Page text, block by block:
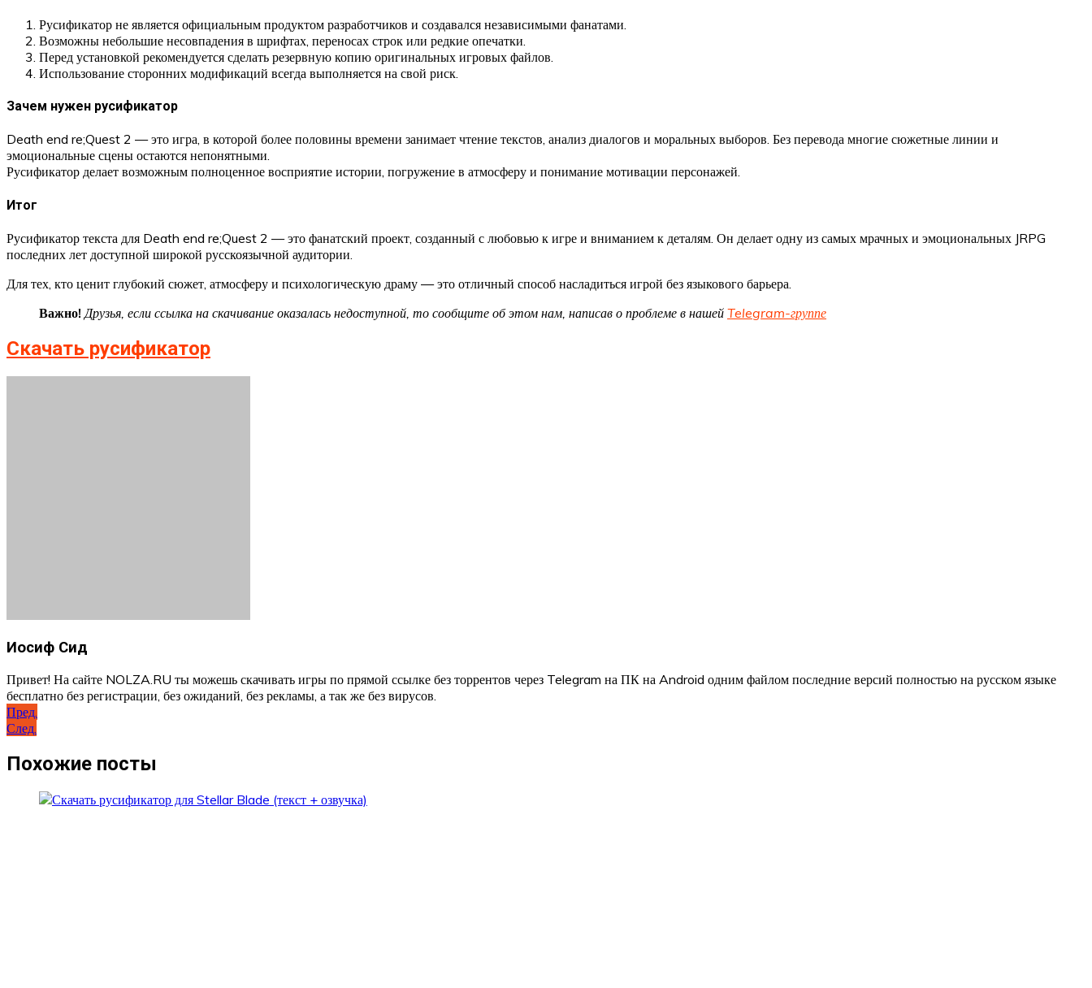
Русификатор не является официальным продуктом разработчиков и создавался независимыми фанатами.
Возможны небольшие несовпадения в шрифтах, переносах строк или редкие опечатки.
Перед установкой рекомендуется сделать резервную копию оригинальных игровых файлов.
Использование сторонних модификаций всегда выполняется на свой риск.
Зачем нужен русификатор
Death end re;Quest 2 — это игра, в которой более половины времени занимает чтение текстов, анализ диалогов и моральных выборов. Без перевода многие сюжетные линии и
эмоциональные сцены остаются непонятными.
Русификатор делает возможным полноценное восприятие истории, погружение в атмосферу и понимание мотивации персонажей.
Итог
Русификатор текста для Death end re;Quest 2 — это фанатский проект, созданный с любовью к игре и вниманием к деталям. Он делает одну из самых мрачных и эмоциональных JRPG
последних лет доступной широкой русскоязычной аудитории.
Для тех, кто ценит глубокий сюжет, атмосферу и психологическую драму — это отличный способ насладиться игрой без языкового барьера.
Важно!Друзья, если ссылка на скачивание оказалась недоступной, то сообщите об этом нам, написав о проблеме в нашей Telegram-группе
Скачать русификатор
Иосиф Сид
Привет! На сайте NOLZA.RU ты можешь скачивать игры по прямой ссылке без торрентов через Telegram на ПК на Android одним файлом последние версий полностью на русском языке
бесплатно без регистрации, без ожиданий, без рекламы, а так же без вирусов.
Навигация
по
записям
Пред.
След.
Похожие посты